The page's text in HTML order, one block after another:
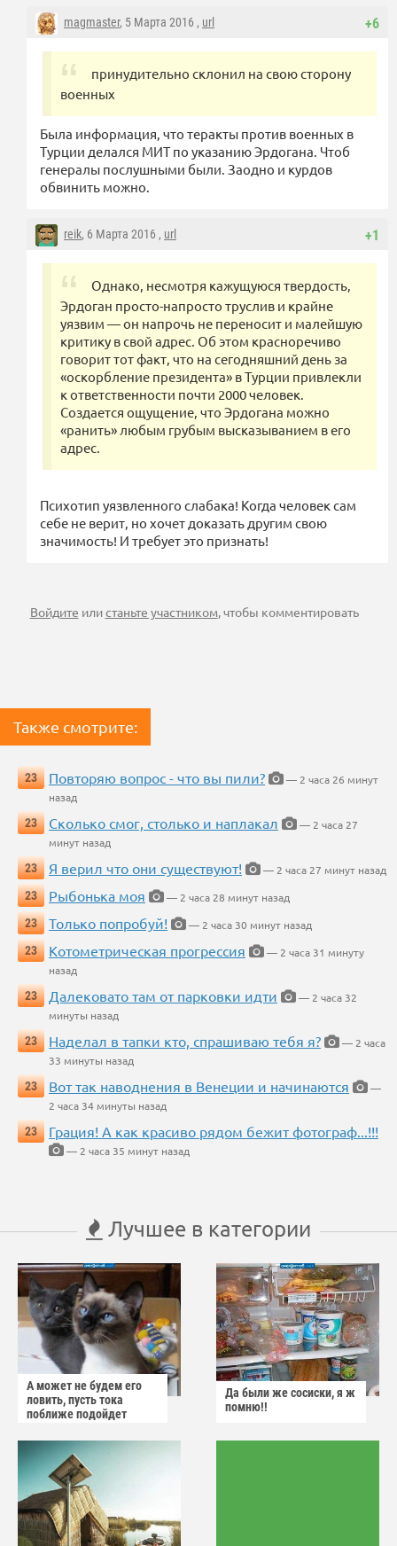
+6
magmaster, 5 Марта 2016 , url
принудительно склонил на свою сторону
военных
Была информация, что теракты против военных в
Турции делался МИТ по указанию Эрдогана. Чтоб
генералы послушными были. Заодно и курдов
обвинить можно.
+1
reik, 6 Марта 2016 , url
Однако, несмотря кажущуюся твердость,
Эрдоган просто-напросто труслив и крайне
уязвим — он напрочь не переносит и малейшую
критику в свой адрес. Об этом красноречиво
говорит тот факт, что на сегодняшний день за
«оскорбление президента» в Турции привлекли
к ответственности почти 2000 человек.
Создается ощущение, что Эрдогана можно
«ранить» любым грубым высказыванием в его
адрес.
Психотип уязвленного слабака! Когда человек сам
себе не верит, но хочет доказать другим свою
значимость! И требует это признать!
Войдите илистаньте участником, чтобы комментировать
Также смотрите:
23 Повторяю вопрос - что вы пили?
— 2 часа 26 минут
назад
23
Сколько смог, столько и наплакал
— 2 часа 27
минут назад
23
Я верил что они существуют!
— 2 часа 27 минут назад
23
Рыбонька моя
— 2 часа 28 минут назад
23
Только попробуй!
— 2 часа 30 минут назад
23
Котометрическая прогрессия
— 2 часа 31 минуту
назад
23
Далековато там от парковки идти
— 2 часа 32
минуты назад
23
Наделал в тапки кто, спрашиваю тебя я?
— 2 часа
33 минуты назад
23
Вот так наводнения в Венеции и начинаются
—
2 часа 34 минуты назад
23
Грация! А как красиво рядом бежит фотограф...!!!
— 2 часа 35 минут назад
Лучшее в категории
А может не будем его
ловить, пусть тока
поближе подойдет
Да были же сосиски, я ж
помню!!